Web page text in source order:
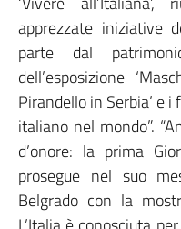
apprezzate iniziative
parte dal
dell’esposizione
Pirandello in Serbia’ e
italiano nel mondo”.
d’onore: la prima
prosegue nel suo
Belgrado con la